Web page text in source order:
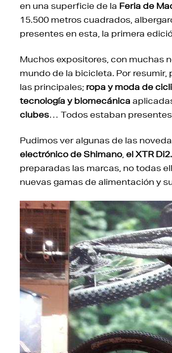
en una superficie de la Feria de
15.500 metros cuadrados,
presentes en esta, la primera
Muchos expositores, con muchas
mundo de la bicicleta. Por
las principales; ropa y moda de
tecnología y biomecánica
clubes… Todos estaban
Pudimos ver algunas de las
electrónico de Shimano el XTR Di2.
preparadas las marcas, no todas
nuevas gamas de alimentación y